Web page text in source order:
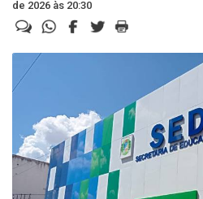
de 2026 às 20:30